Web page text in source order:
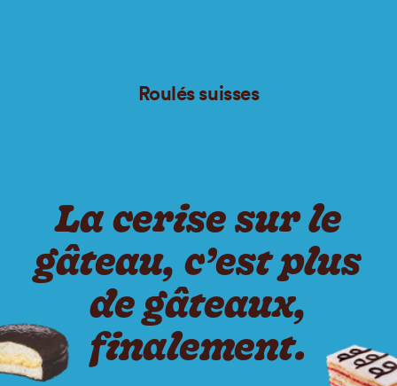
Roulés suisses
La cerise sur le
gâteau, c’est plus
de gâteaux,
finalement.